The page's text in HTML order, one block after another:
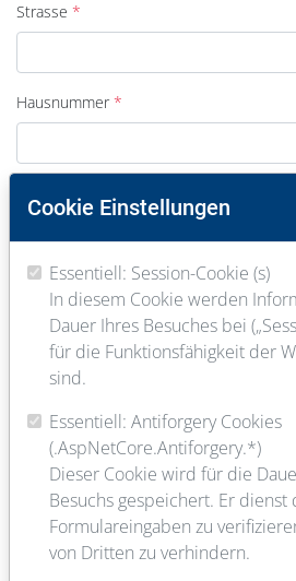
Strasse
Hausnummer
Ort
E-Mail
Telefon
Cookie Einstellungen
Essentiell: Session-Cookie (s)
In diesem Cookie werden
Dauer Ihres Besuches bei
für die Funktionsfähigkeit der
sind.
Essentiell: Antiforgery Cookies
(.AspNetCore.Antiforgery.*)
Dieser Cookie wird für die
Besuchs gespeichert. Er dienst
Formulareingaben zu
von Dritten zu verhindern.